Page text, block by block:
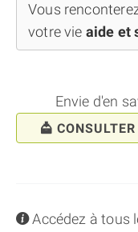
Vous
votre vie aide et
Envie d'en
infoAccédez à tous